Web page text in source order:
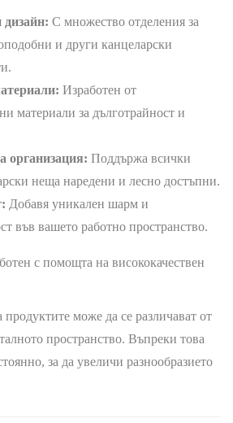
С множество отделения за
и други канцеларски
Изработен от
материали за дълготрайност и
организация: Поддържа всички
неща наредени и лесно достъпни.
Добавя уникален шарм и
във вашето работно пространство.
с помощта на висококачествен
може да се различават от
пространство. Въпреки това
за да увеличи разнообразието